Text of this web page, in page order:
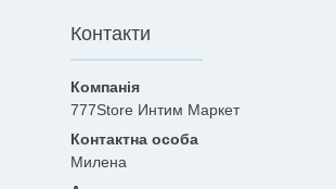
Контакти
777Store Интим Маркет
Милена